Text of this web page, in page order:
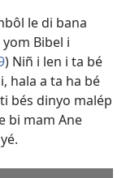
le di bana
Bibel i
) Niñ i len i ta bé
hala a ta ha bé
bés dinyo malép
bi mam Ane